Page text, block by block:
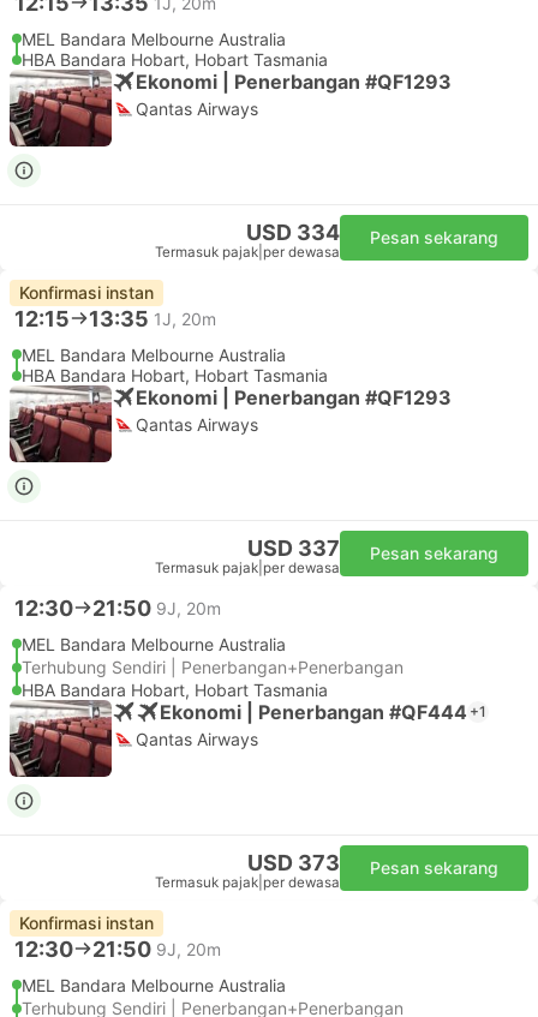
MEL Bandara Melbourne Australia
HBA Bandara Hobart, Hobart Tasmania
Ekonomi | Penerbangan #QF1293
Qantas Airways
USD 334
Termasuk pajak per dewasa
Pesan sekarang
Konfirmasi instan
12:15 13:35 1J, 20m
MEL Bandara Melbourne Australia
HBA Bandara Hobart, Hobart Tasmania
Ekonomi | Penerbangan #QF1293
Qantas Airways
USD 337
Termasuk pajak per dewasa
Pesan sekarang
12:30 21:50 9J, 20m
MEL Bandara Melbourne Australia
Terhubung Sendiri | Penerbangan+Penerbangan
HBA Bandara Hobart, Hobart Tasmania
Ekonomi | Penerbangan #QF444 +1
Qantas Airways
USD 373
Termasuk pajak per dewasa
Pesan sekarang
Konfirmasi instan
12:30 21:50 9J, 20m
MEL Bandara Melbourne Australia
Terhubung Sendiri | Penerbangan+Penerbangan